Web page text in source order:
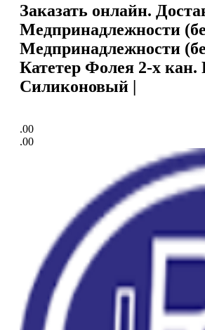
Заказать онлайн.
Медпринадлежности
Медпринадлежности
Катетер Фолея 2-х кан.
Силиконовый |
.00
.00